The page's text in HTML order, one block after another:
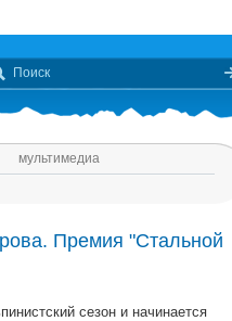
мультимедиа
Премия "Стальной
сезон и начинается